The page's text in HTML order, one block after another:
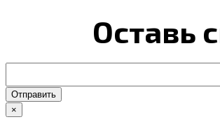
Оставь
Отправить
×